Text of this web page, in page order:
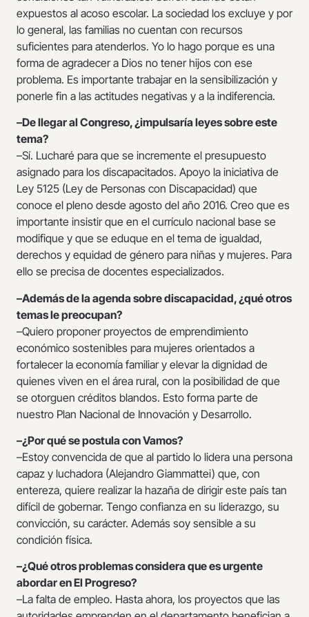
expuestos al acoso escolar. La sociedad los excluye y por
lo general, las familias no cuentan con recursos
suficientes para atenderlos. Yo lo hago porque es una
forma de agradecer a Dios no tener hijos con ese
problema. Es importante trabajar en la sensibilización y
ponerle fin a las actitudes negativas y a la indiferencia.
–De llegar al Congreso, ¿impulsaría leyes sobre este
tema?
–Sí. Lucharé para que se incremente el presupuesto
asignado para los discapacitados. Apoyo la iniciativa de
Ley 5125 (Ley de Personas con Discapacidad) que
conoce el pleno desde agosto del año 2016. Creo que es
importante insistir que en el currículo nacional base se
modifique y que se eduque en el tema de igualdad,
derechos y equidad de género para niñas y mujeres. Para
ello se precisa de docentes especializados.
–Además de la agenda sobre discapacidad, ¿qué otros
temas le preocupan?
–Quiero proponer proyectos de emprendimiento
económico sostenibles para mujeres orientados a
fortalecer la economía familiar y elevar la dignidad de
quienes viven en el área rural, con la posibilidad de que
se otorguen créditos blandos. Esto forma parte de
nuestro Plan Nacional de Innovación y Desarrollo.
–¿Por qué se postula con Vamos?
–Estoy convencida de que al partido lo lidera una persona
capaz y luchadora (Alejandro Giammattei) que, con
entereza, quiere realizar la hazaña de dirigir este país tan
difícil de gobernar. Tengo confianza en su liderazgo, su
convicción, su carácter. Además soy sensible a su
condición física.
–¿Qué otros problemas considera que es urgente
abordar en El Progreso?
–La falta de empleo. Hasta ahora, los proyectos que las